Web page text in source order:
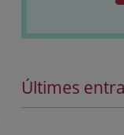
Últimes